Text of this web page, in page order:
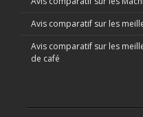
Avis comparatif sur les
Avis comparatif sur les
de café